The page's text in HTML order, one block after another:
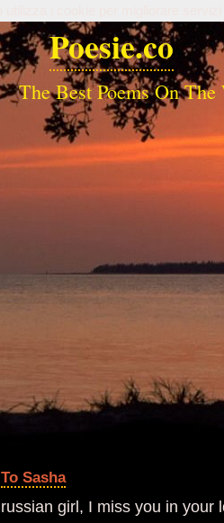
Poesie.co
The Best Poems On The
To Sasha
russian girl, I miss you in your